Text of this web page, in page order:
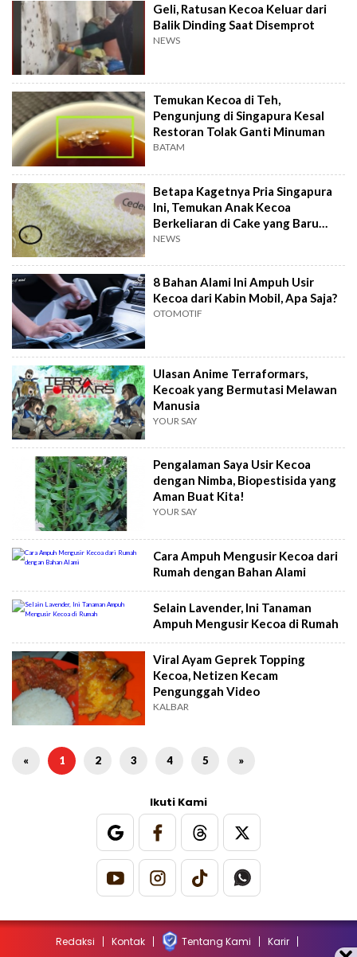
Geli, Ratusan Kecoa Keluar dari
Balik Dinding Saat Disemprot
NEWS
Temukan Kecoa di Teh,
Pengunjung di Singapura Kesal
Restoran Tolak Ganti Minuman
BATAM
Betapa Kagetnya Pria Singapura
Ini, Temukan Anak Kecoa
Berkeliaran di Cake yang Baru
Dibeli
NEWS
8 Bahan Alami Ini Ampuh Usir
Kecoa dari Kabin Mobil, Apa Saja?
OTOMOTIF
Ulasan Anime Terraformars,
Kecoak yang Bermutasi Melawan
Manusia
YOUR SAY
Pengalaman Saya Usir Kecoa
dengan Nimba, Biopestisida yang
Aman Buat Kita!
YOUR SAY
Cara Ampuh Mengusir Kecoa dari
Rumah dengan Bahan Alami
Selain Lavender, Ini Tanaman
Ampuh Mengusir Kecoa di Rumah
Viral Ayam Geprek Topping
Kecoa, Netizen Kecam
Pengunggah Video
KALBAR
« 1 2 3 4 5 »
Ikuti Kami
Redaksi Kontak Tentang Kami
Karir